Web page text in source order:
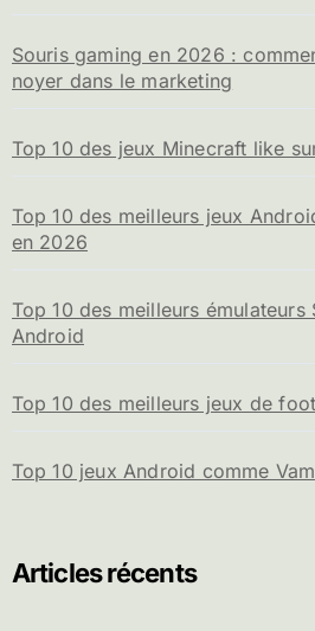
Souris gaming en 2026 :
noyer dans le marketing
Top 10 des jeux Minecraft like
Top 10 des meilleurs jeux
en 2026
Top 10 des meilleurs émulateurs
Android
Top 10 des meilleurs jeux de
Top 10 jeux Android comme
Articles récents